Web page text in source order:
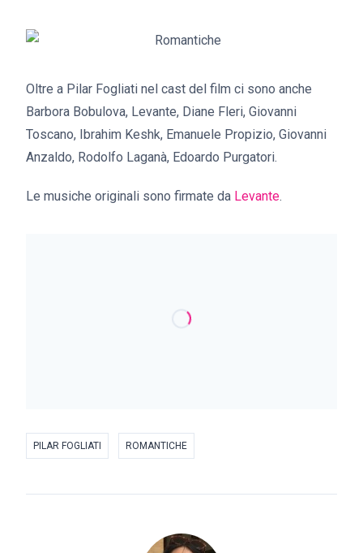
Oltre a Pilar Fogliati nel cast del film ci sono anche
Barbora Bobulova, Levante, Diane Fleri, Giovanni
Toscano, Ibrahim Keshk, Emanuele Propizio, Giovanni
Anzaldo, Rodolfo Laganà, Edoardo Purgatori.
Le musiche originali sono firmate da Levante.
PILAR FOGLIATI ROMANTICHE